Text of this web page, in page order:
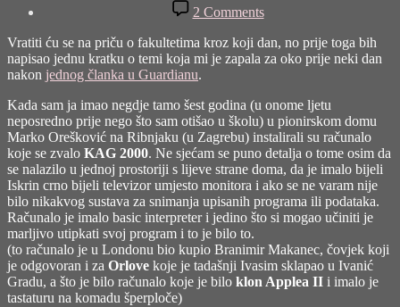
2 Commentson
intermission…
(2:03,
The
Cranberries,
The
Faithful
Departed,
1996)
Vratiti ću se na priču o fakultetima kroz koji dan, no prije toga bih
napisao jednu kratku o temi koja mi je zapala za oko prije neki dan
nakon jednog članka u Guardianu.
Kada sam ja imao negdje tamo šest godina (u onome ljetu
neposredno prije nego što sam otišao u školu) u pionirskom domu
Marko Orešković na Ribnjaku (u Zagrebu) instalirali su računalo
koje se zvalo KAG 2000. Ne sjećam se puno detalja o tome osim da
se nalazilo u jednoj prostoriji s lijeve strane doma, da je imalo bijeli
Iskrin crno bijeli televizor umjesto monitora i ako se ne varam nije
bilo nikakvog sustava za snimanja upisanih programa ili podataka.
Računalo je imalo basic interpreter i jedino što si mogao učiniti je
marljivo utipkati svoj program i to je bilo to.
(to računalo je u Londonu bio kupio Branimir Makanec, čovjek koji
je odgovoran i za Orlove koje je tadašnji Ivasim sklapao u Ivanić
Gradu, a što je bilo računalo koje je bilo klon Applea II i imalo je
tastaturu na komadu šperploče)